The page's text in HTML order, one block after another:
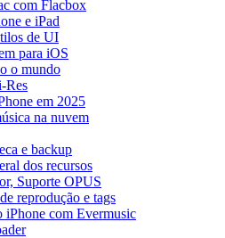
com Flacbox
e iPad
de UI
para iOS
o mundo
Res
em 2025
na nuvem
e backup
dos recursos
Suporte OPUS
reprodução e tags
iPhone com Evermusic